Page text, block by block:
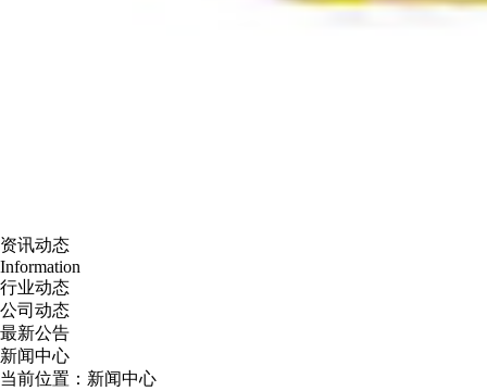
资讯动态
Information
行业动态
公司动态
最新公告
新闻中心
当前位置： 新闻中心